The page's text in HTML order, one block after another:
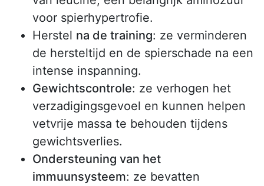
voor spierhypertrofie.
Herstel na de training: ze verminderen
de hersteltijd en de spierschade na een
intense inspanning.
Gewichtscontrole: ze verhogen het
verzadigingsgevoel en kunnen helpen
vetvrije massa te behouden tijdens
gewichtsverlies.
Ondersteuning van het
immuunsysteem: ze bevatten